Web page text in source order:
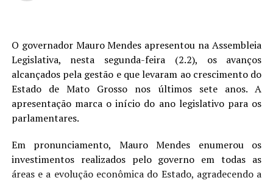
O governador Mauro Mendes apresentou na Assembleia
Legislativa, nesta segunda-feira (2.2), os avanços
alcançados pela gestão e que levaram ao crescimento do
Estado de Mato Grosso nos últimos sete anos. A
apresentação marca o início do ano legislativo para os
parlamentares.
Em pronunciamento, Mauro Mendes enumerou os
investimentos realizados pelo governo em todas as
áreas e a evolução econômica do Estado, agradecendo a